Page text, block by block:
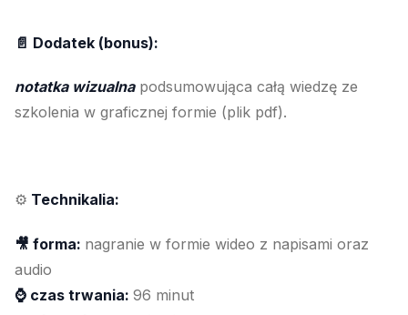
📄 Dodatek (bonus):
notatka wizualna podsumowująca całą wiedzę ze
szkolenia w graficznej formie (plik pdf).
⚙️ Technikalia:
🎥 forma: nagranie w formie wideo z napisami oraz
audio
⌚ czas trwania: 96 minut